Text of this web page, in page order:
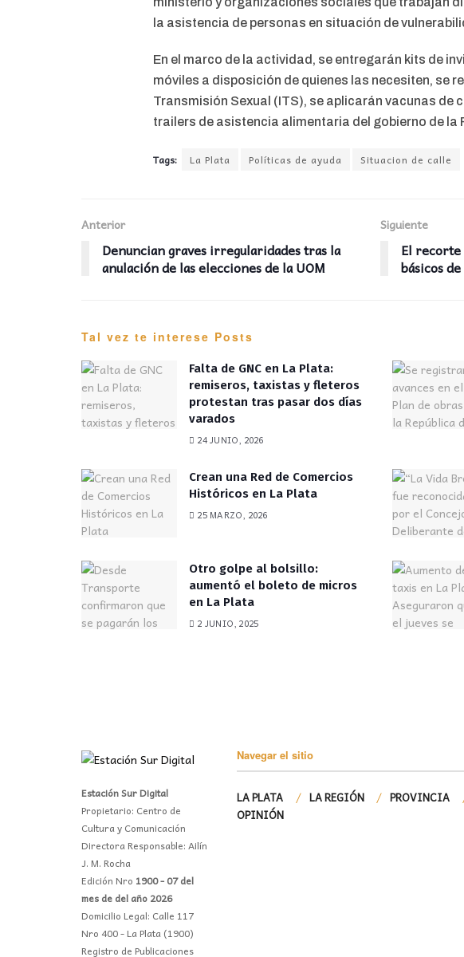
la asistencia de personas en situación de
En el marco de la actividad, se entregarán kits de
móviles a disposición de quienes las necesiten, se
Transmisión Sexual (ITS), se aplicarán vacunas de
trailers de asistencia alimentaria del gobierno de la
Tags: La Plata Políticas de ayuda Situacion de calle
Anterior
Denuncian graves irregularidades tras la
anulación de las elecciones de la UOM
Siguiente
El recorte
básicos
Tal vez te interese Posts
Falta de GNC en La Plata:
remiseros, taxistas y fleteros
protestan tras pasar dos días
varados
24 JUNIO, 2026
Crean una Red de Comercios
Históricos en La Plata
25 MARZO, 2026
Otro golpe al bolsillo:
aumentó el boleto de micros
en La Plata
2 JUNIO, 2025
Estación Sur Digital
Propietario: Centro de
Cultura y Comunicación
Directora Responsable: Ailín
J. M. Rocha
Edición Nro 1900 - 07 del
mes de del año 2026
Domicilio Legal: Calle 117
Nro 400 - La Plata (1900)
Registro de Publicaciones
Navegar el sitio
LA PLATA LA REGIÓN PROVINCIA
OPINIÓN